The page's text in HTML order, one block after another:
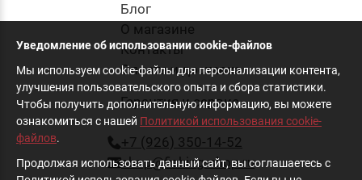
Блог
О магазине
Контакты
Оплата и доставка
Гарантия и сервис
+7 (926) 350-14-52
shop@fishing-shop.ru
Уведомление об использовании cookie-файлов
Мы используем cookie-файлы для персонализации контента,
улучшения пользовательского опыта и сбора статистики.
Чтобы получить дополнительную информацию, вы можете
ознакомиться с нашей Политикой использования cookie-
файлов.
Продолжая использовать данный сайт, вы соглашаетесь с